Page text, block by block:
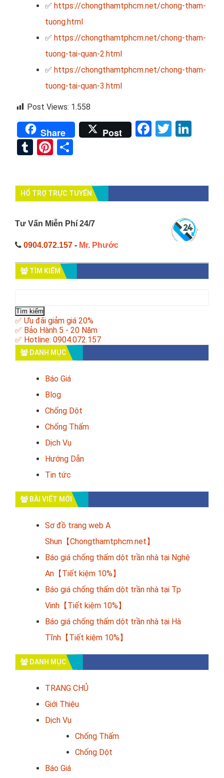
✅ https://chongthamtphcm.net/chong-tham-
tuong.html
✅ https://chongthamtphcm.net/chong-tham-
tuong-tai-quan-2.html
✅ https://chongthamtphcm.net/chong-tham-
tuong-tai-quan-3.html
Post Views: 1.558
Share Post Facebook
Twitter
TumblrPinterest
HỔ TRỢ TRỰC TUYẾN
Tư Vấn Miễn Phí 24/7
0904.072.157 - Mr. Phước
TÌM KIẾM
cho:
✅ Ưu đãi giảm giá 20%
✅ Bảo Hành 5 - 20 Năm
✅ Hotline: 0904.072.157
DANH MỤC
Báo Giá
Blog
Chống Dột
Chống Thấm
Dịch Vụ
Hướng Dẫn
Tin tức
BÀI VIẾT MỚI
Sơ đồ trang web A
Shun【Chongthamtphcm.net】
Báo giá chống thấm dột trần nhà tại Nghệ
An【Tiết kiệm 10%】
Báo giá chống thấm dột trần nhà tại Tp
Vinh【Tiết kiệm 10%】
Báo giá chống thấm dột trần nhà tại Hà
Tĩnh【Tiết kiệm 10%】
DANH MỤC
TRANG CHỦ
Giới Thiệu
Dịch Vụ
Chống Thấm
Chống Dột
Báo Giá